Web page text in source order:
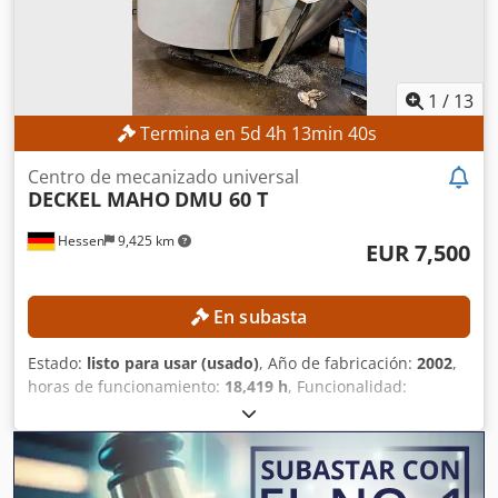
1 / 13
Termina en 5d 4h 13min 38s
Hessen 9,425 km
Centro de mecanizado universal
DECKEL MAHO DMU 60 T
EUR 7,500
En subasta
Estado: listo para usar (usado), Año de fabricación: 2002,
horas de funcionamiento: 18,419 h, Funcionalidad:
, recorrido eje X:
del eje Y:560 mm, recorrido del eje Z:560 mm, peso de la
pieza (máx.):
350 kg, número de ranuras del almacén de
herramientas:24 , Sin precio mínimo: ¡venta garantizada al